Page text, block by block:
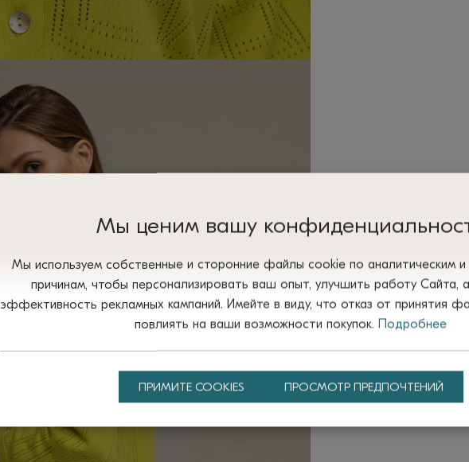
Мы ценим вашу
Мы используем собственные и сторонние файлы сооkіе по аналитическим
причинам, чтобы персонализировать ваш опыт, улучшить работу Сайта,
эффективность рекламных кампаний. Имейте в виду, что отказ от принятия
повлиять на ваши возможности покупок. Подробнее
ПРИМИТЕ COOKIES ПРОСМОТР ПРЕДПОЧТЕНИЙ